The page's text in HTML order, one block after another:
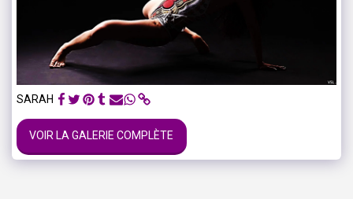
SARAH
VOIR LA GALERIE COMPLÈTE